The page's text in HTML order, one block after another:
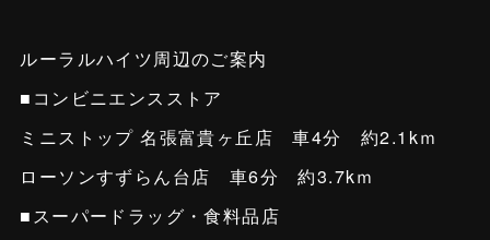
ルーラルハイツ周辺のご案内
■コンビニエンスストア
ミニストップ 名張富貴ヶ丘店 車4分 約2.1kｍ
ローソンすずらん台店 車6分 約3.7kｍ
■スーパードラッグ・食料品店